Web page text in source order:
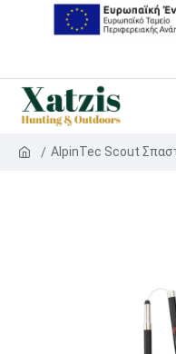
AlpinTec Scout